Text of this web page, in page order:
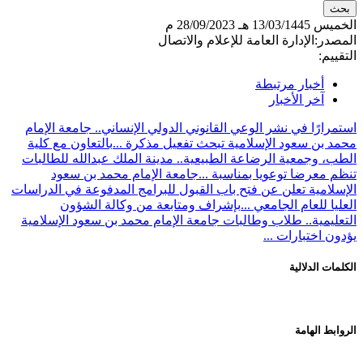
الخميس 13/03/1445 هـ
28/09/2023 م
المصدر: الإدارة العامة للإعلام والاتصال
التقييم:
أخبار مرتبطة
آخر الأخبار
استمرارًا في نشر الوعي القانوني الدولي الإنساني.. جامعة الإمام
محمد بن سعود الإسلامية تبحث تفعيل مذكرة ...بالتعاون مع كلية
الطب، وجمعية الرضاعة الطبيعية.. مدينة الملك عبدالله للطالبات
تنظم معرضا توعويا بمناسبة ...جامعة الإمام محمد بن سعود
الإسلامية تعلن عن فتح باب القبول للبرامج المدفوعة في الدراسات
العليا للعام الجامعي ...بإشراف ومتابعة من وكالة الشؤون
التعليمية.. طلاب وطالبات جامعة الإمام محمد بن سعود الإسلامية
يؤدون اختبارات ...
الكلمات الدلالية
الروابط الهامة